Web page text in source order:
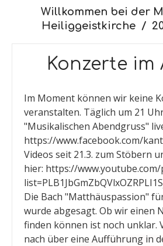
Willkommen bei der
Heiliggeistkirche
Konzerte im
Im Moment können wir keine
veranstalten. Täglich um 21
"Musikalischen Abendgruss"
https://www.facebook.com/
Videos seit 21.3. zum Stöbern
hier: https://www.youtube.com/
Die Bach "Matthäuspassion"
wurde abgesagt. Ob wir einen
finden können ist noch unklar.
nach über eine Aufführung in